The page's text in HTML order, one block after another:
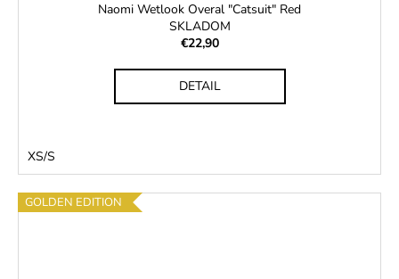
Naomi Wetlook Overal "Catsuit" Red
SKLADOM
€22,90
DETAIL
XS/S
GOLDEN EDITION